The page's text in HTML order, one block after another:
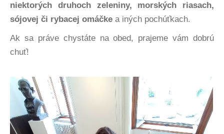
niektorých druhoch zeleniny, morských riasach,
sójovej či rybacej omáčke a iných pochúťkach.
Ak sa práve chystáte na obed, prajeme vám dobrú
chuť!